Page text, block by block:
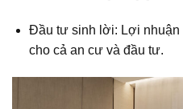
Đầu tư sinh lời: Lợi nhuận
cho cả an cư và đầu tư.